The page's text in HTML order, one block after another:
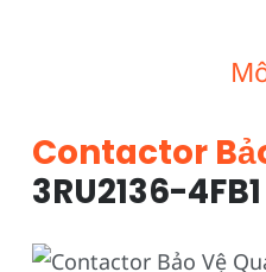
Contactor
3RU2136-4FB1